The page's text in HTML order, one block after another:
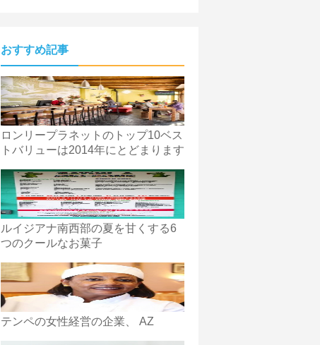
おすすめ記事
ロンリープラネットのトップ10ベス
トバリューは2014年にとどまります
ルイジアナ南西部の夏を甘くする6
つのクールなお菓子
テンペの女性経営の企業、 AZ